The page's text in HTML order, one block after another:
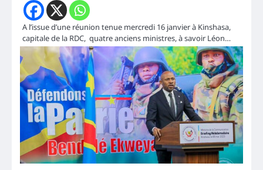
A l’issue d’une réunion tenue mercredi 16 janvier à Kinshasa,
capitale de la RDC, quatre anciens ministres, à savoir Léon…